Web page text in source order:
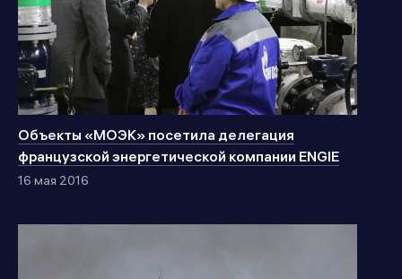
Объекты «МОЭК» посетила делегация
французской энергетической компании ENGIE
16 мая 2016